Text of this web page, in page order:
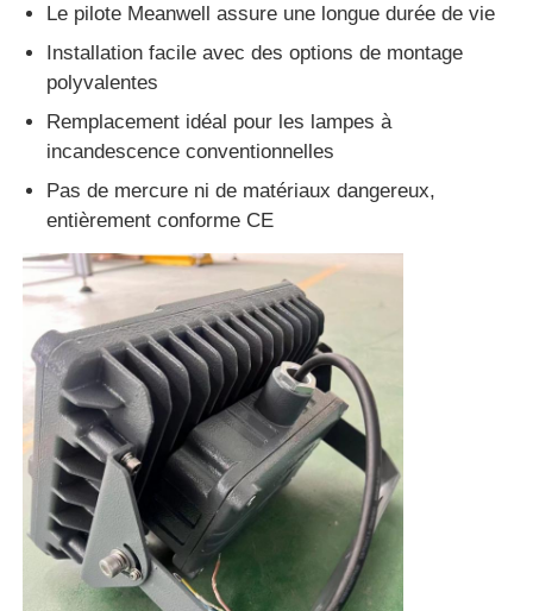
Le pilote Meanwell assure une longue durée de vie
Installation facile avec des options de montage
polyvalentes
Remplacement idéal pour les lampes à
incandescence conventionnelles
Pas de mercure ni de matériaux dangereux,
entièrement conforme CE